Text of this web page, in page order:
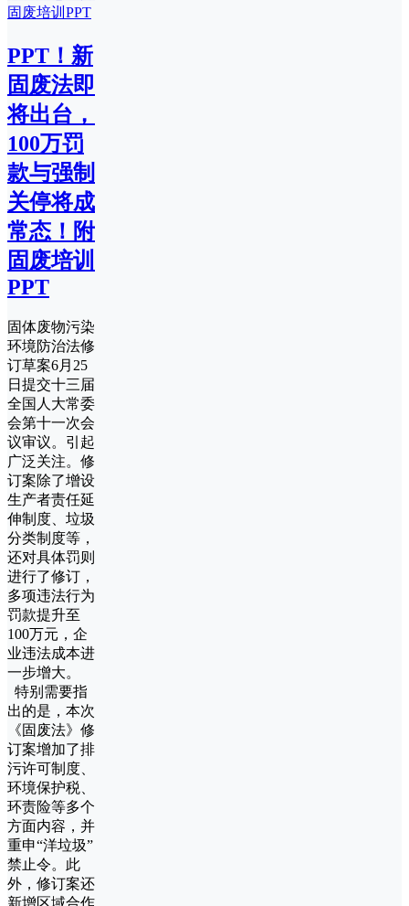
PPT！新
固废法即
将出台，
100万罚
款与强制
关停将成
常态！附
固废培训
PPT
固体废物污染
环境防治法修
订草案6月25
日提交十三届
全国人大常委
会第十一次会
议审议。引起
广泛关注。修
订案除了增设
生产者责任延
伸制度、垃圾
分类制度等，
还对具体罚则
进行了修订，
多项违法行为
罚款提升至
100万元，企
业违法成本进
一步增大。
特别需要指
出的是，本次
《固废法》修
订案增加了排
污许可制度、
环境保护税、
环责险等多个
方面内容，并
重申“洋垃圾”
禁止令。此
外，修订案还
新增区域合作